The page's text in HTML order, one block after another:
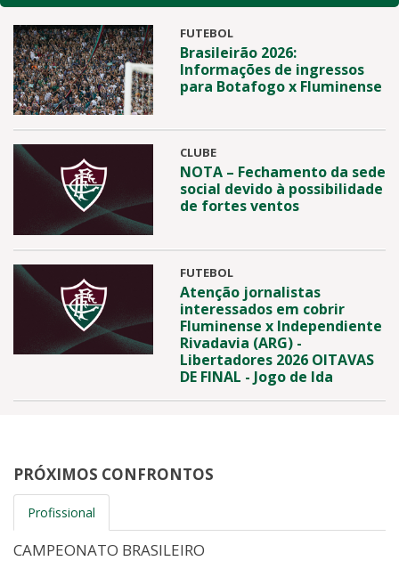
FUTEBOL
Brasileirão 2026:
Informações de ingressos
para Botafogo x Fluminense
CLUBE
NOTA – Fechamento da sede
social devido à possibilidade
de fortes ventos
FUTEBOL
Atenção jornalistas
interessados em cobrir
Fluminense x Independiente
Rivadavia (ARG) -
Libertadores 2026 OITAVAS
DE FINAL - Jogo de Ida
PRÓXIMOS CONFRONTOS
Profissional
CAMPEONATO BRASILEIRO